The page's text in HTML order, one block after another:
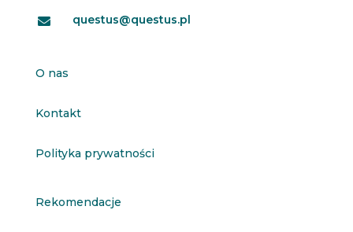
 questus@questus.pl
O nas
Kontakt
Polityka prywatności
Rekomendacje